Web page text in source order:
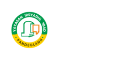
konten